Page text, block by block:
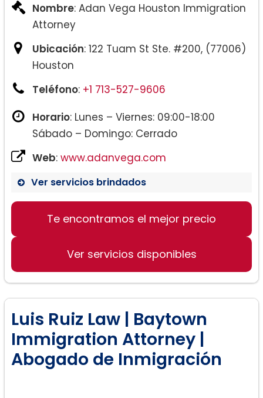
Nombre: Adan Vega Houston Immigration
Attorney
Ubicación: 122 Tuam St Ste. #200, (77006)
Houston
Teléfono: +1 713-527-9606
Horario: Lunes – Viernes: 09:00-18:00
Sábado – Domingo: Cerrado
Web: www.adanvega.com
Ver servicios brindados
Te encontramos el mejor precio
Ver servicios disponibles
Luis Ruiz Law | Baytown
Immigration Attorney |
Abogado de Inmigración